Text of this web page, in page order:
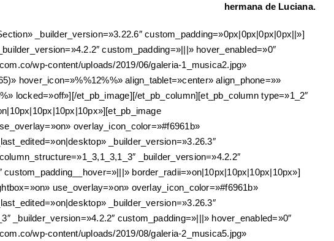
hermana de Luciana.
_builder_version=»3.22.6″ custom_padding=»0px|0px|0px|0px||»]
custom_padding=»|||» hover_enabled=»0″
wp-content/uploads/2019/06/galeria-1_musica2.jpg»
hover_icon=»%%12%%» align_tablet=»center» align_phone=»»
locked=»off»][/et_pb_image][/et_pb_column][et_pb_column type=»1_2″
overlay_icon_color=»#f6961b»
_builder_version=»3.26.3″
_builder_version=»4.2.2″
border_radii=»on|10px|10px|10px|10px»]
use_overlay=»on» overlay_icon_color=»#f6961b»
_builder_version=»3.26.3″
_builder_version=»4.2.2″ custom_padding=»|||» hover_enabled=»0″
wp-content/uploads/2019/08/galeria-2_musica5.jpg»